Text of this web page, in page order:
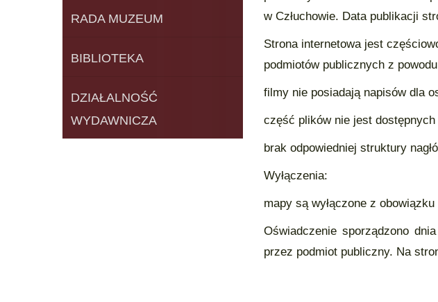
RADA MUZEUM
BIBLIOTEKA
DZIAŁALNOŚĆ
WYDAWNICZA
w Człuchowie. Data publikacji
Strona internetowa jest
podmiotów publicznych z
filmy nie posiadają napisów dla
część plików nie jest
brak odpowiedniej struktury
Wyłączenia:
mapy są wyłączone z
Oświadczenie sporządzono
przez podmiot publiczny. Na